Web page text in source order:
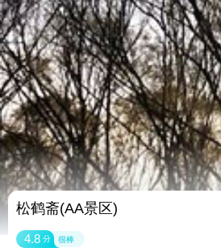
松鹤斋(AA景区)
4.8 分 很棒